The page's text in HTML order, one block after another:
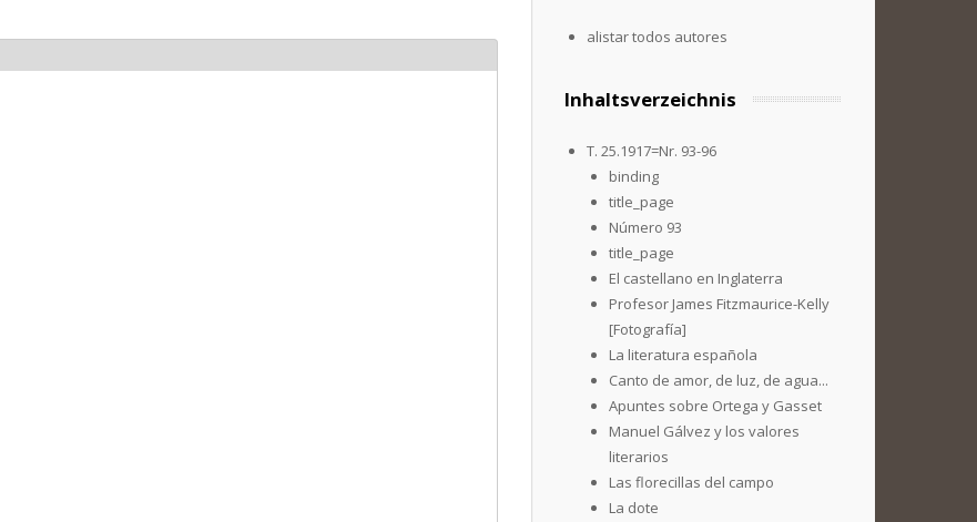
alistar todos autores
Inhaltsverzeichnis
T. 25.1917=Nr. 93-96
binding
title_page
Número 93
title_page
El castellano en Inglaterra
Profesor James Fitzmaurice-Kelly
[Fotografía]
La literatura española
Canto de amor, de luz, de agua...
Apuntes sobre Ortega y Gasset
Manuel Gálvez y los valores
literarios
Las florecillas del campo
La dote